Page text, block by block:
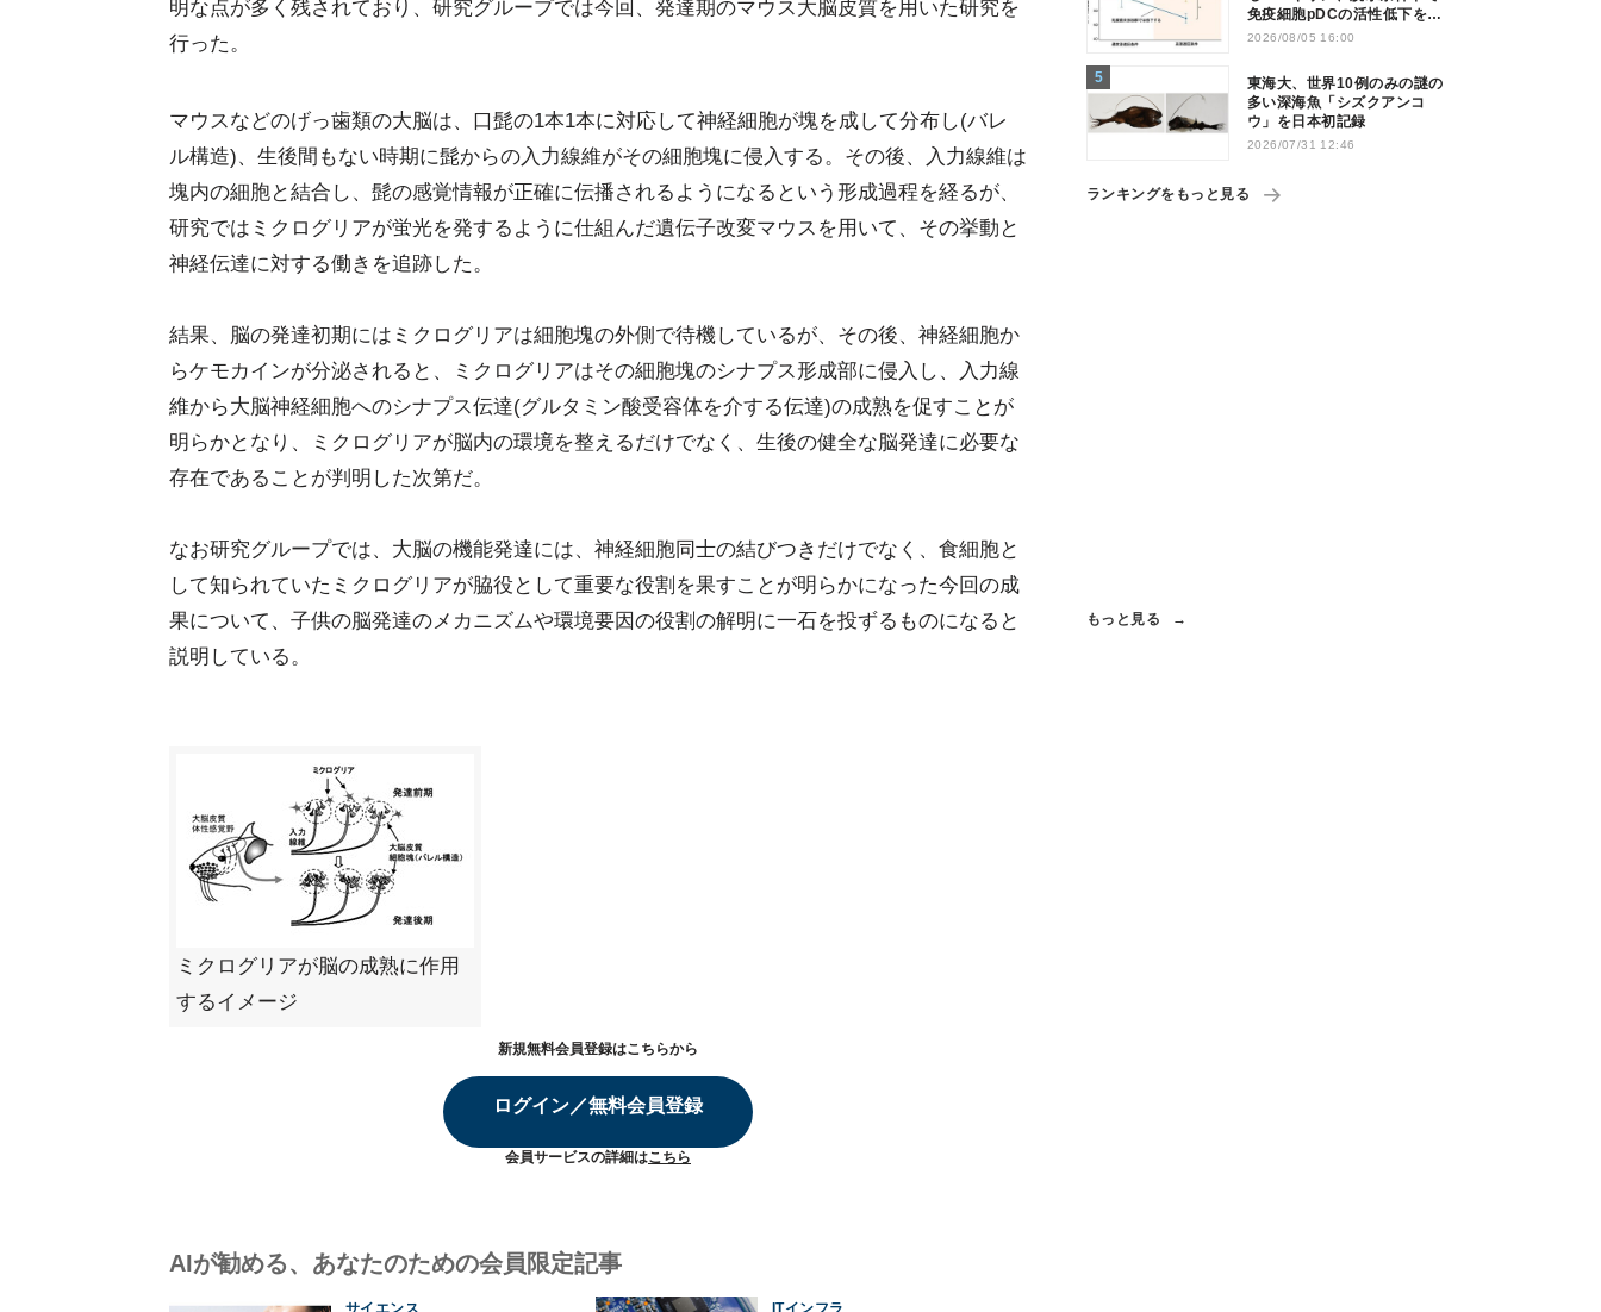
明な点が多く残されており、研究グループでは今回、発達期のマウス大脳皮質を用いた研究を
行った。
マウスなどのげっ歯類の大脳は、口髭の1本1本に対応して神経細胞が塊を成して分布し(バレ
ル構造)、生後間もない時期に髭からの入力線維がその細胞塊に侵入する。その後、入力線維は
塊内の細胞と結合し、髭の感覚情報が正確に伝播されるようになるという形成過程を経るが、
研究ではミクログリアが蛍光を発するように仕組んだ遺伝子改変マウスを用いて、その挙動と
神経伝達に対する働きを追跡した。
結果、脳の発達初期にはミクログリアは細胞塊の外側で待機しているが、その後、神経細胞か
らケモカインが分泌されると、ミクログリアはその細胞塊のシナプス形成部に侵入し、入力線
維から大脳神経細胞へのシナプス伝達(グルタミン酸受容体を介する伝達)の成熟を促すことが
明らかとなり、ミクログリアが脳内の環境を整えるだけでなく、生後の健全な脳発達に必要な
存在であることが判明した次第だ。
なお研究グループでは、大脳の機能発達には、神経細胞同士の結びつきだけでなく、食細胞と
して知られていたミクログリアが脇役として重要な役割を果すことが明らかになった今回の成
果について、子供の脳発達のメカニズムや環境要因の役割の解明に一石を投ずるものになると
説明している。
ミクログリアが脳の成熟に作用
するイメージ
新規無料会員登録はこちらから
ログイン／無料会員登録
会員サービスの詳細はこちら
AIが勧める、あなたのための会員限定記事
サイエンス
ITインフラ
免疫細胞pDCの活性低下を確
認
2026/08/05 16:00
東海大、世界10例のみの謎の
多い深海魚「シズクアンコ
ウ」を日本初記録
2026/07/31 12:46
ランキングをもっと見る
もっと見る